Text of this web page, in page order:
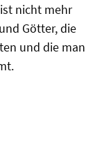
nicht mehr
Götter, die
und die man